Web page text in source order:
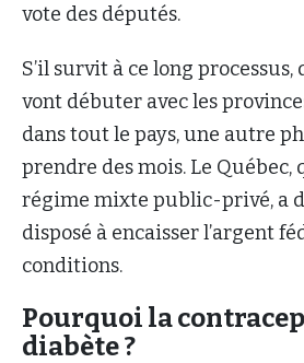
vote des députés.
S’il survit à ce long
vont débuter avec les
dans tout le pays, une autre
prendre des mois. Le Québec,
régime mixte public-privé, a
disposé à encaisser l’argent
conditions.
Pourquoi la
diabète ?